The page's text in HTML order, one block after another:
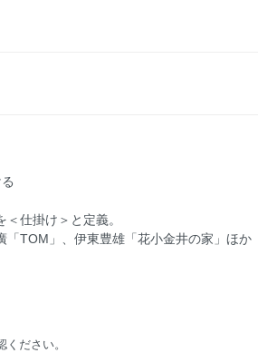
仕掛け＞と定義。
TOM」、伊東豊雄「花小金井の家」ほか
ださい。